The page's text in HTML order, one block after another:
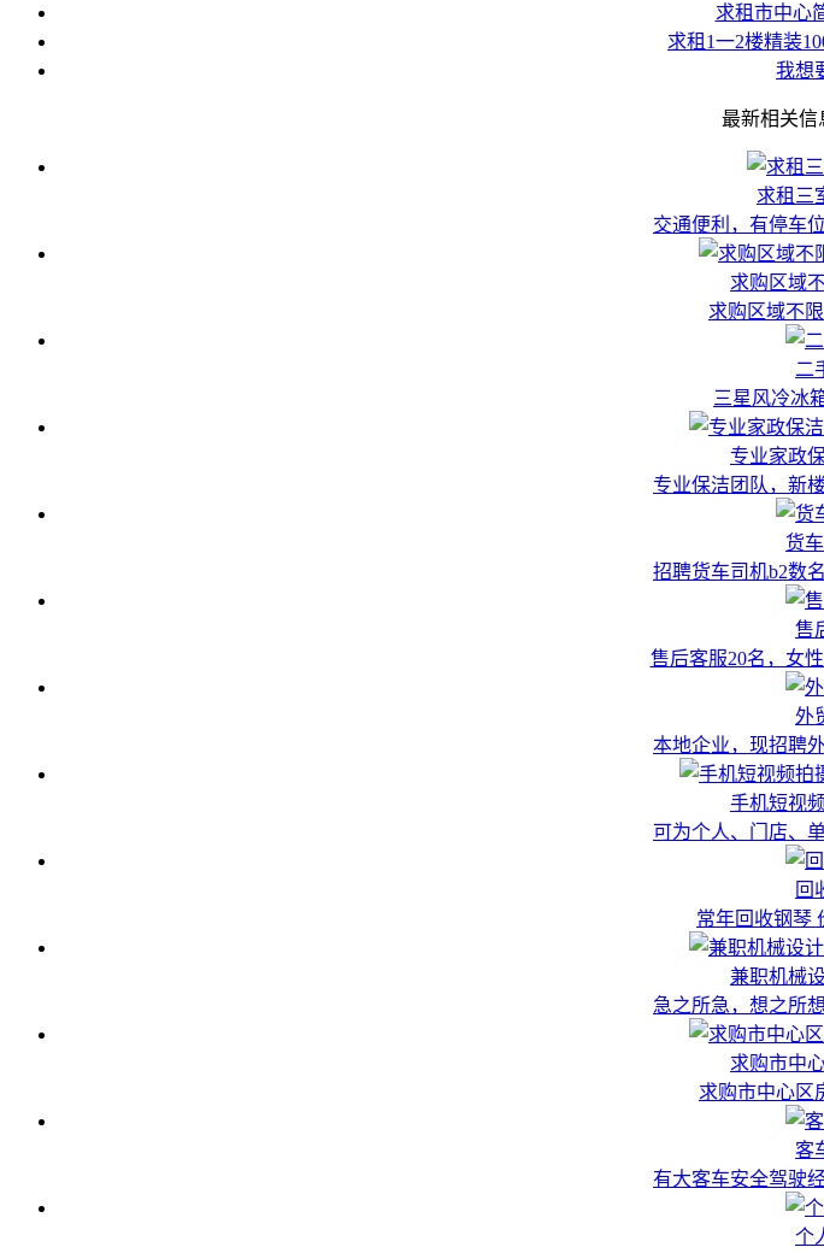
求租市中心
求租1一2楼精装
我想
最新相关信
求租三
交通便利，有停车
求购区域
求购区域不
二
三星风冷冰
专业家政
专业保洁团队，新
货
招聘货车司机b2数
售
售后客服20名，女
外
本地企业，现招聘
手机短视
可为个人、门店、
回
常年回收钢琴
兼职机械
急之所急，想之所
求购市中
求购市中心区
客
有大客车安全驾驶
个